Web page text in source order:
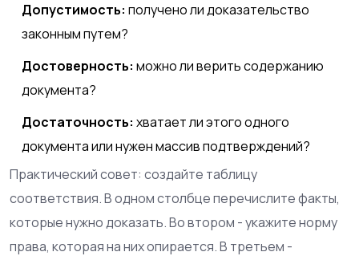
Допустимость: получено ли доказательство
законным путем?
Достоверность: можно ли верить содержанию
документа?
Достаточность: хватает ли этого одного
документа или нужен массив подтверждений?
Практический совет: создайте таблицу
соответствия. В одном столбце перечислите факты,
которые нужно доказать. Во втором - укажите норму
права, которая на них опирается. В третьем -